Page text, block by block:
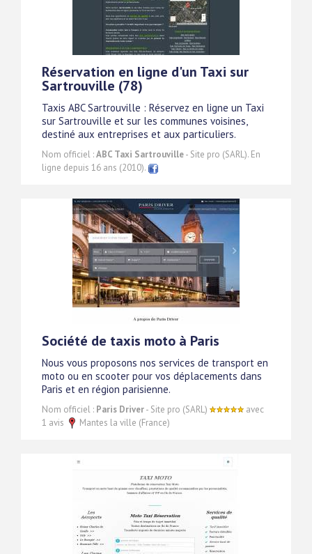
Réservation en ligne d'un Taxi sur
Sartrouville (78)
Taxis ABC Sartrouville : Réservez en ligne un Taxi
sur Sartrouville et sur les communes voisines,
destiné aux entreprises et aux particuliers.
Nom officiel :ABC Taxi Sartrouville- Site pro (SARL). En
ligne depuis 16 ans (2010).
Société de taxis moto à Paris
Nous vous proposons nos services de transport en
moto ou en scooter pour vos déplacements dans
Paris et en région parisienne.
Nom officiel : Paris Driver- Site pro (SARL)
avec
1 avis
Mantes la ville (France)